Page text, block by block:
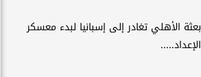
بعثة الأهلي تغادر إلى إسبانيا لبدء معسكر
الإعداد.....